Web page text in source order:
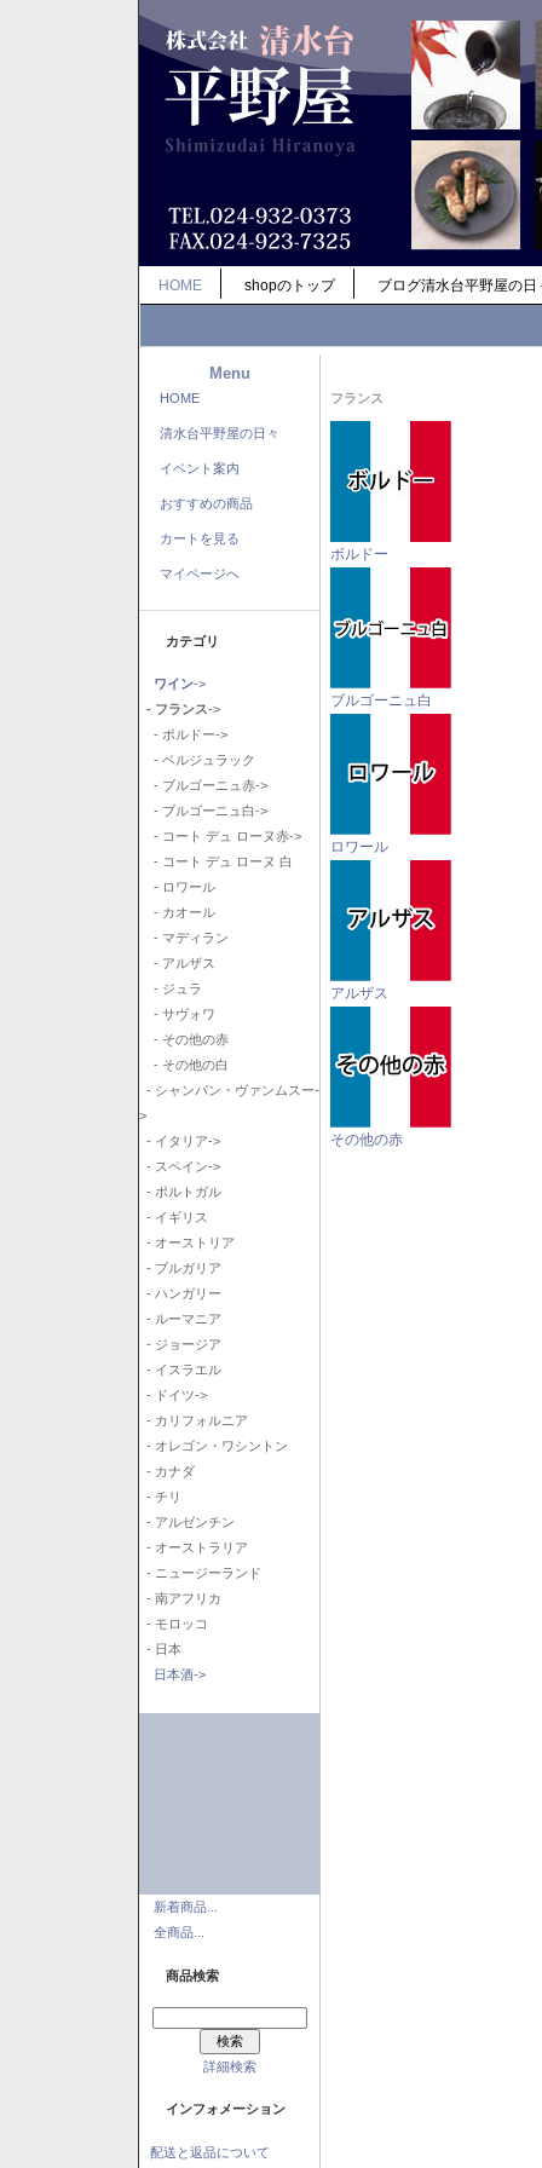
HOME shopのトップ ブログ清水台平野屋の日
Menu
HOME
清水台平野屋の日々
イベント案内
おすすめの商品
カートを見る
マイページへ
カテゴリ
ワイン->
- フランス->
- ボルドー->
- ベルジュラック
- ブルゴーニュ赤->
- ブルゴーニュ白->
- コート デュ ローヌ赤->
- コート デュ ローヌ 白
- ロワール
- カオール
- マディラン
- アルザス
- ジュラ
- サヴォワ
- その他の赤
- その他の白
- シャンパン・ヴァンムスー-
>
- イタリア->
- スペイン->
- ポルトガル
- イギリス
- オーストリア
- ブルガリア
- ハンガリー
- ルーマニア
- ジョージア
- イスラエル
- ドイツ->
- カリフォルニア
- オレゴン・ワシントン
- カナダ
- チリ
- アルゼンチン
- オーストラリア
- ニュージーランド
- 南アフリカ
- モロッコ
- 日本
日本酒->
新着商品...
全商品...
商品検索
詳細検索
インフォメーション
配送と返品について
フランス
ボルドー
ブルゴーニュ白
ロワール
アルザス
その他の赤